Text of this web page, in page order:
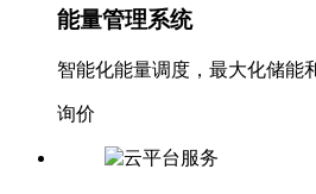
能量管理系统
智能化能量调度，最大化储能
询价